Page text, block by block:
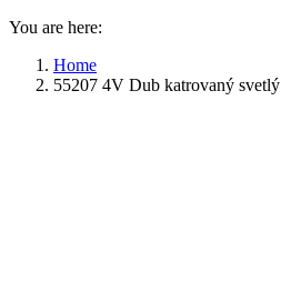
You are here:
Home
55207 4V Dub katrovaný svetlý